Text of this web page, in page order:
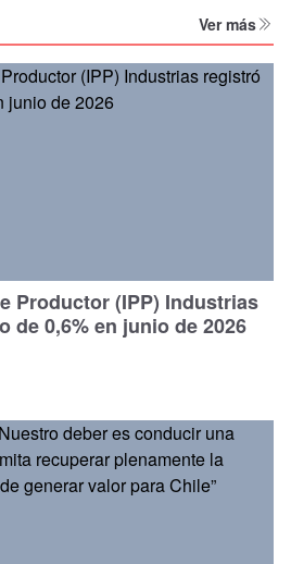
Ver más
Productor (IPP) Industrias
de 0,6% en junio de 2026